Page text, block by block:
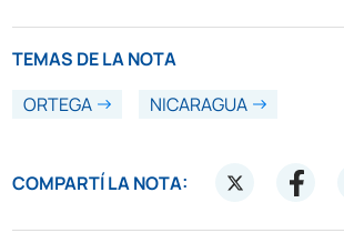
TEMAS DE LA NOTA
ORTEGA
NICARAGUA
COMPARTÍ LA NOTA: